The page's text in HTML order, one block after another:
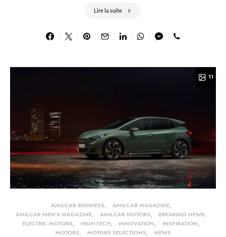
Lire la suite
11
AMILCAR BUSINESS
AMILCAR MAGAZINE
AMILCAR MEN'S MAGAZINE
AMILCAR MOTORS
BREAKING NEWS
ELECTRIC MOTORS
HIGH TECH INNOVATION
INSPIRATION
MOTORS
MOTORS SELECTIONS NEWS